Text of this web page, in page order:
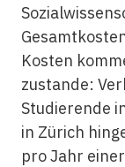
Kosten
zustande:
Studierende
in Zürich
pro Jahr